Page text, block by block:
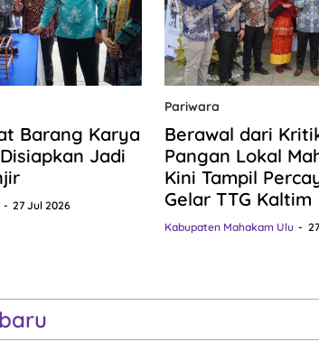
Barang Karya
Jadi
27 Jul 2026
Pariwara
Berawal dari
Pangan Lokal
Kini Tampil
Gelar TTG Kaltim
Kabupaten Mahakam Ulu